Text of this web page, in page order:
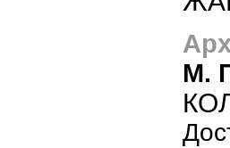
М.